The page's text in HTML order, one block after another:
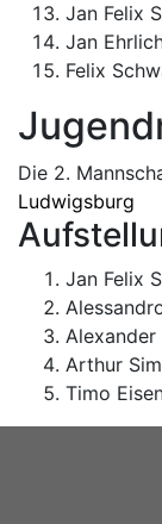
Jan Felix
Jan
Felix
Die 2.
Ludwigsburg
Jan Felix
Alexander
Arthur
Timo